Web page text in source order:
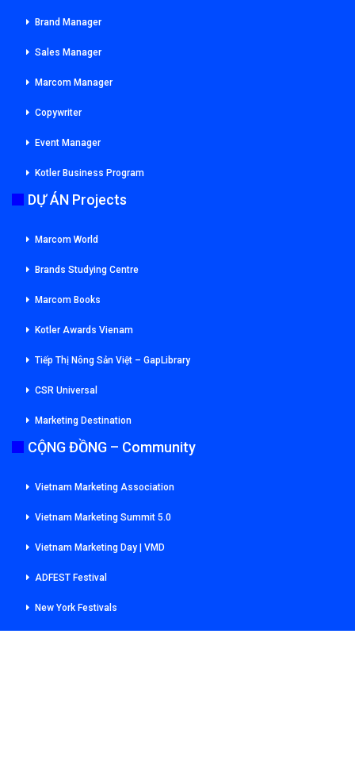
Brand Manager
Sales Manager
Marcom Manager
Copywriter
Event Manager
Kotler Business Program
DỰ ÁN Projects
Marcom World
Brands Studying Centre
Marcom Books
Kotler Awards Vienam
Tiếp Thị Nông Sản Việt – GapLibrary
CSR Universal
Marketing Destination
CỘNG ĐỒNG – Community
Vietnam Marketing Association
Vietnam Marketing Summit 5.0
Vietnam Marketing Day | VMD
ADFEST Festival
New York Festivals